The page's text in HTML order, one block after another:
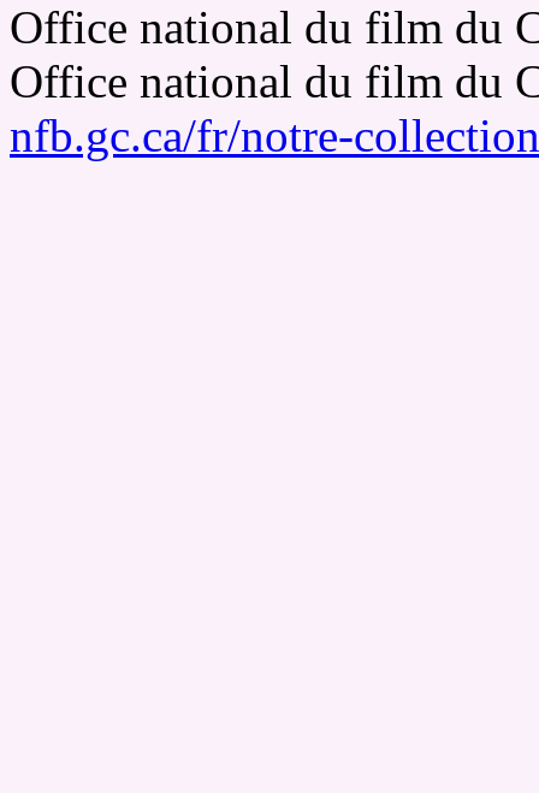
Office national du film du
Office national du film du
nfb.gc.ca/fr/notre-